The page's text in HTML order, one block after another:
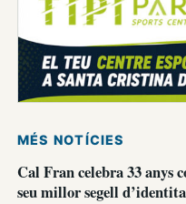
MÉS NOTÍCIES
Cal Fran celebra 33 anys
seu millor segell